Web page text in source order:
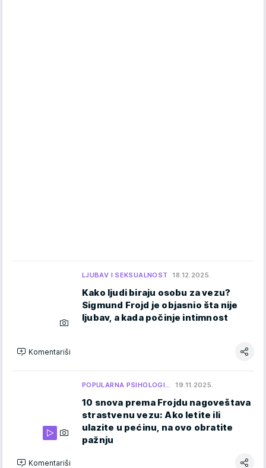
LJUBAV I SEKSUALNOST 18.12.2025.
Kako ljudi biraju osobu za vezu?
Sigmund Frojd je objasnio šta nije
ljubav, a kada počinje intimnost
Komentariši
POPULARNA PSIHOLOGI… 19.11.2025.
10 snova prema Frojdu nagoveštava
strastvenu vezu: Ako letite ili
ulazite u pećinu, na ovo obratite
pažnju
Komentariši